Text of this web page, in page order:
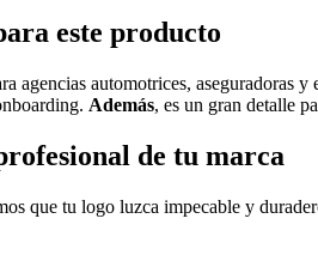
este producto
agencias automotrices, aseguradoras
Además, es un gran detalle
de tu marca
que tu logo luzca impecable y